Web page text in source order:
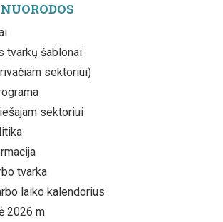
tvarkų šablonai
sektoriui)
sektoriui
tvarka
laiko kalendorius
2026 m.